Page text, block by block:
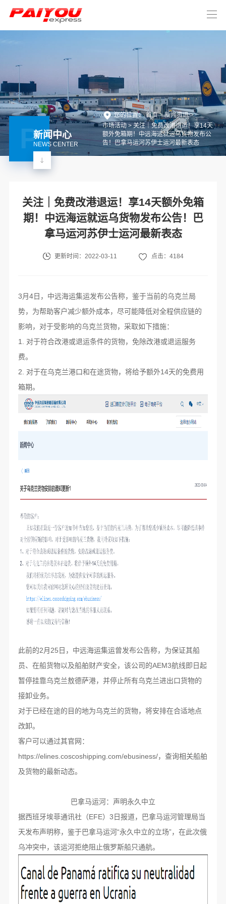
您的位置： 首页 >新闻资讯>
市场活动 >关注｜免费改港退运！享14天
额外免箱期！中远海运就运乌货物发布公
告！巴拿马运河苏伊士运河最新表态
P新闻中心
NEWS CENTER
关注｜免费改港退运！享14天额外免箱
期！中远海运就运乌货物发布公告！巴
拿马运河苏伊士运河最新表态
更新时间：2022-03-11 点击：4184
3月4日，中远海运集运发布公告称，鉴于当前的乌克兰局
势，为帮助客户减少额外成本，尽可能降低对全程供应链的
影响，对于受影响的乌克兰货物，采取如下措施：
1. 对于符合改港或退运条件的货物，免除改港或退运服务
费。
2. 对于在乌克兰港口和在途货物，将给予额外14天的免费用
箱期。
此前的2月25日，中远海运集运曾发布公告称，为保证其船
员、在船货物以及船舶财产安全，该公司的AEM3航线即日起
暂停挂靠乌克兰敖德萨港，并停止所有乌克兰进出口货物的
接卸业务。
对于已经在途的目的地为乌克兰的货物，将安排在合适地点
改卸。
客户可以通过其官网：
https://elines.coscoshipping.com/ebusiness/，查询相关船舶
及货物的最新动态。
巴拿马运河：声明永久中立
据西班牙埃菲通讯社（EFE）3日报道，巴拿马运河管理局当
天发布声明称，鉴于巴拿马运河“永久中立的立场”，在此次俄
乌冲突中，该运河拒绝阻止俄罗斯船只通航。